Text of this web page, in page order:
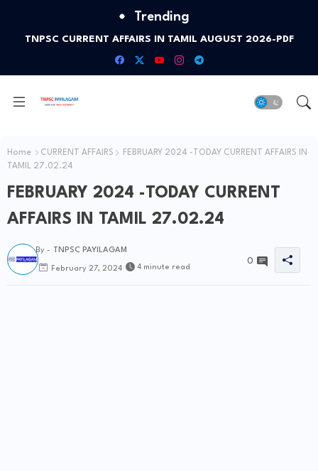
Trending
TNPSC CURRENT AFFAIRS IN TAMIL AUGUST 2026-PDF
Home CURRENT AFFAIRS
FEBRUARY 2024 -TODAY CURRENT AFFAIRS IN
TAMIL 27.02.24
FEBRUARY 2024 -TODAY CURRENT
AFFAIRS IN TAMIL 27.02.24
By - TNPSC PAYILAGAM
February 27, 2024 4 minute read
0